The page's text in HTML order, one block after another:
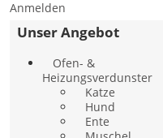
Anmelden
Unser Angebot
Ofen- &
Heizungsverdunster
Katze
Hund
Ente